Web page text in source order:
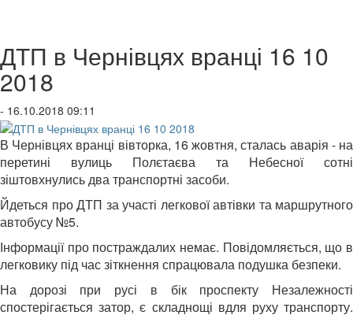
ДТП в Чернівцях вранці 16 10
2018
- 16.10.2018 09:11
В Чернівцях вранці вівторка, 16 жовтня, сталась аварія - на
перетині вулиць Полєтаєва та Небесної сотні
зіштовхнулись два транспортні засоби.
Йдеться про ДТП за участі легкової автівки та маршрутного
автобусу №5.
Інформації про постраждалих немає. Повідомляється, що в
легковику під час зіткнення спрацювала подушка безпеки.
На дорозі при русі в бік проспекту Незалежності
спостерігається затор, є складнощі вдля руху транспорту.